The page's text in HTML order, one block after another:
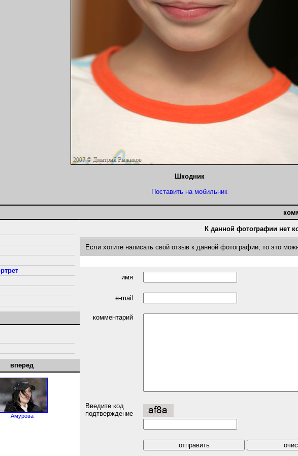
Шкодник
Поставить на мобильник
вперед
Амурова
К данной фотографии нет
Если хотите написать свой отзыв к данной фотографии, то это
имя
e-mail
комментарий
Введите код
подтверждение